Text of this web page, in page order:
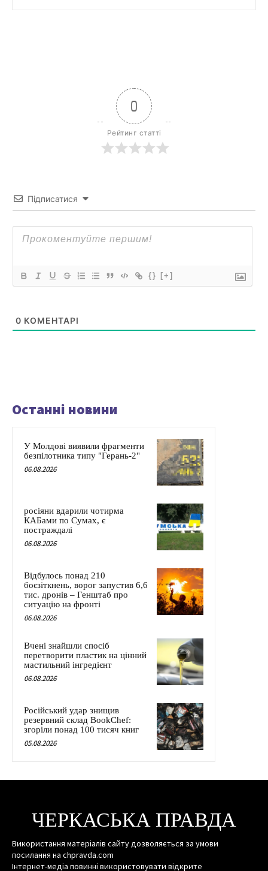
0
Рейтинг статті
Підписатися
{} [+]
0 КОМЕНТАРІ
Останні новини
У Молдові виявили фрагменти
безпілотника типу "Герань-2"
06.08.2026
росіяни вдарили чотирма
КАБами по Сумах, є
постраждалі
06.08.2026
Відбулось понад 210
боєзіткнень, ворог запустив 6,6
тис. дронів – Генштаб про
ситуацію на фронті
06.08.2026
Вчені знайшли спосіб
перетворити пластик на цінний
мастильний інгредієнт
06.08.2026
Російський удар знищив
резервний склад BookChef:
згоріли понад 100 тисяч книг
05.08.2026
ЧЕРКАСЬКА ПРАВДА
Використання матеріалів сайту дозволяється за умови
посилання на chpravda.com
Інтернет-медіа повинні використовувати відкрите